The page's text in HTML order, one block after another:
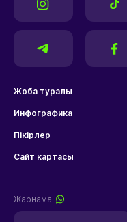
Жоба туралы
Инфографика
Пікірлер
Сайт картасы
Жарнама